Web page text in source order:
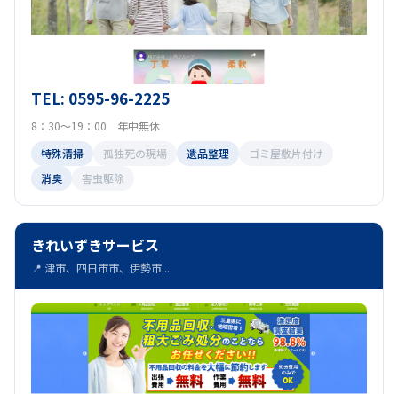
TEL: 0595-96-2225
8：30～19：00 年中無休
特殊清掃
孤独死の現場 遺品整理
ゴミ屋敷片付け
消臭
害虫駆除
きれいずきサービス
📍 津市、四日市市、伊勢市...